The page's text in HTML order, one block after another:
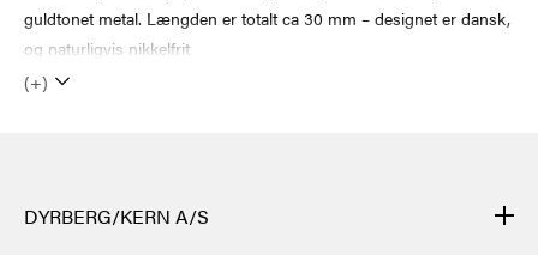
guldtonet metal. Længden er totalt ca 30 mm – designet er dansk,
og naturligvis nikkelfrit
(+)
DYRBERG/KERN A/S